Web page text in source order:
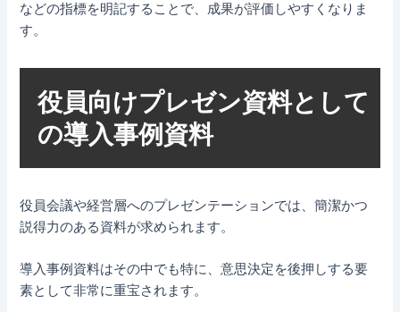
などの指標を明記することで、成果が評価しやすくなりま
す。
役員向けプレゼン資料として
の導入事例資料
役員会議や経営層へのプレゼンテーションでは、簡潔かつ
説得力のある資料が求められます。
導入事例資料はその中でも特に、意思決定を後押しする要
素として非常に重宝されます。